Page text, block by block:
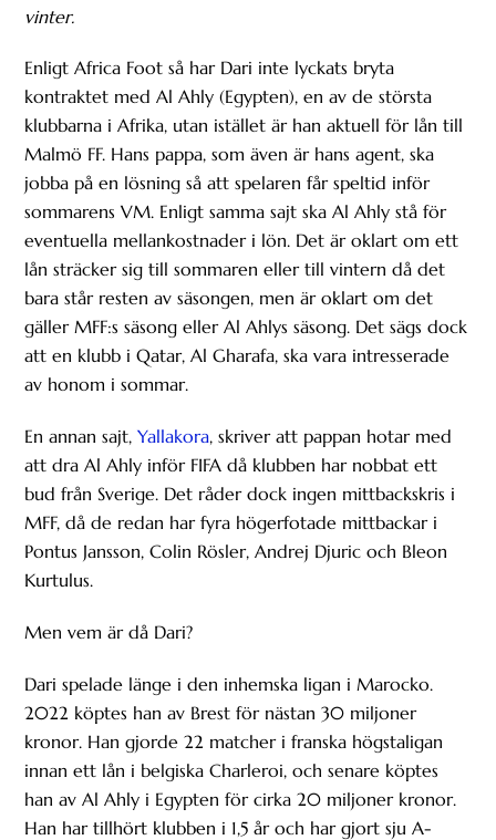
vinter.
Enligt Africa Foot så har Dari inte lyckats bryta
kontraktet med Al Ahly (Egypten), en av de största
klubbarna i Afrika, utan istället är han aktuell för lån till
Malmö FF. Hans pappa, som även är hans agent, ska
jobba på en lösning så att spelaren får speltid inför
sommarens VM. Enligt samma sajt ska Al Ahly stå för
eventuella mellankostnader i lön. Det är oklart om ett
lån sträcker sig till sommaren eller till vintern då det
bara står resten av säsongen, men är oklart om det
gäller MFF:s säsong eller Al Ahlys säsong. Det sägs dock
att en klubb i Qatar, Al Gharafa, ska vara intresserade
av honom i sommar.
En annan sajt,Yallakora, skriver att pappan hotar med
att dra Al Ahly inför FIFA då klubben har nobbat ett
bud från Sverige. Det råder dock ingen mittbackskris i
MFF, då de redan har fyra högerfotade mittbackar i
Pontus Jansson, Colin Rösler, Andrej Djuric och Bleon
Kurtulus.
Men vem är då Dari?
Dari spelade länge i den inhemska ligan i Marocko.
2022 köptes han av Brest för nästan 30 miljoner
kronor. Han gjorde 22 matcher i franska högstaligan
innan ett lån i belgiska Charleroi, och senare köptes
han av Al Ahly i Egypten för cirka 20 miljoner kronor.
Han har tillhört klubben i 1,5 år och har gjort sju A-